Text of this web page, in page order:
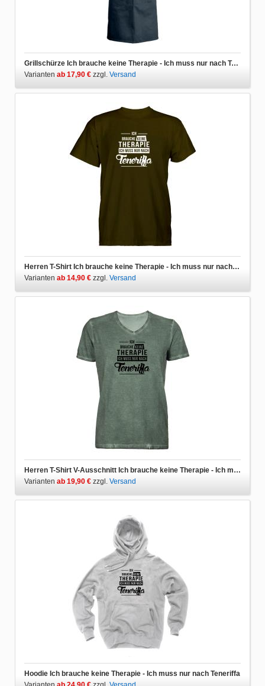
Grillschürze Ich brauche keine Therapie - Ich muss nur nach Teneriffa
Varianten ab 17,90 € zzgl. Versand
Herren T-Shirt Ich brauche keine Therapie - Ich muss nur nach Teneriffa
Varianten ab 14,90 € zzgl. Versand
Herren T-Shirt V-Ausschnitt Ich brauche keine Therapie - Ich muss nur nach Teneriffa
Varianten ab 19,90 € zzgl. Versand
Hoodie Ich brauche keine Therapie - Ich muss nur nach Teneriffa